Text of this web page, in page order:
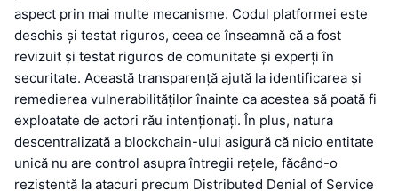
aspect prin mai multe mecanisme. Codul platformei este
deschis și testat riguros, ceea ce înseamnă că a fost
revizuit și testat riguros de comunitate și experți în
securitate. Această transparență ajută la identificarea și
remedierea vulnerabilităților înainte ca acestea să poată fi
exploatate de actori rău intenționați. În plus, natura
descentralizată a blockchain-ului asigură că nicio entitate
unică nu are control asupra întregii rețele, făcând-o
rezistentă la atacuri precum Distributed Denial of Service